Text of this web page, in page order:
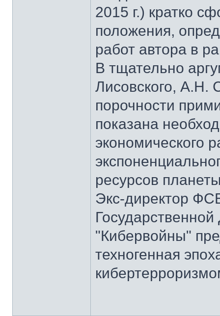
2015 г.) кратко
положения,
работ автора в
В тщательно
Лисовского,
порочности
показана
экономического
ресурсов
Экс-директор
"Кибервойны"
техногенная